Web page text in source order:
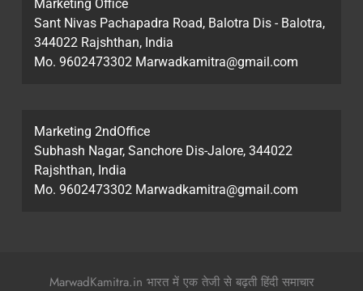
Marketing Office
Sant Nivas Pachapadra Road, Balotra Dis - Balotra,
344022 Rajshthan, India
Mo. 9602473302 Marwadkamitra@gmail.com
Marketing 2ndOffice
Subhash Nagar, Sanchore Dis-Jalore, 344022
Rajshthan, India
Mo. 9602473302 Marwadkamitra@gmail.com
MarwadKamitra.in भारत में एक तेजी से बढ़ती हिंदी समाचार